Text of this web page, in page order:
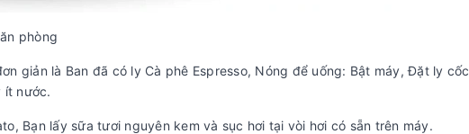
phòng
giản là Ban đã có ly Cà phê Espresso, Nóng để uống: Bật máy, Đặt ly cốc
ít nước.
Bạn lấy sữa tươi nguyên kem và sục hơi tại vòi hơi có sẵn trên máy.